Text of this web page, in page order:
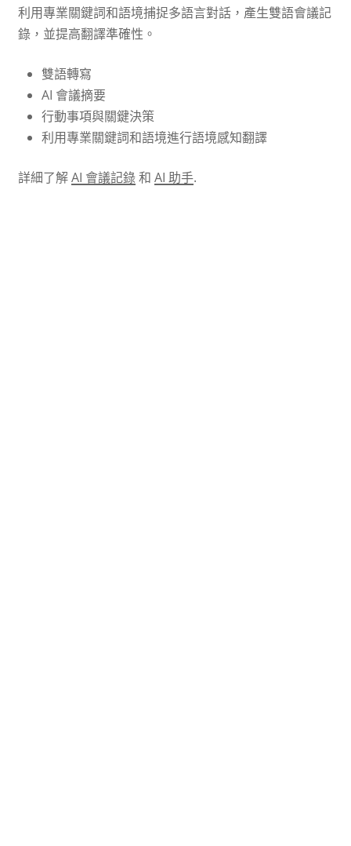
利用專業關鍵詞和語境捕捉多語言對話，產生雙語會議記
錄，並提高翻譯準確性。
雙語轉寫
AI 會議摘要
行動事項與關鍵決策
利用專業關鍵詞和語境進行語境感知翻譯
詳細了解AI 會議記錄和 AI 助手.